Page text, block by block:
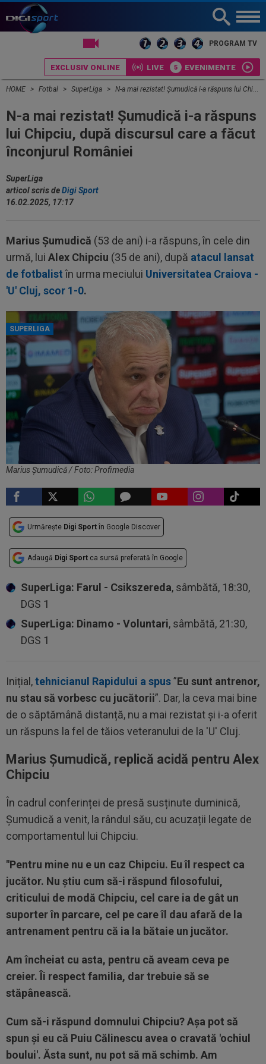
PROGRAM TV
EXCLUSIV ONLINE LIVE EVENIMENTE
HOME Fotbal SuperLiga N-a mai rezistat! Șumudică i-a răspuns lui Chipciu, după discursul care a făcut înconjurul României
N-a mai rezistat! Șumudică i-a răspuns
lui Chipciu, după discursul care a făcut
înconjurul României
SuperLiga
articol scris deDigi Sport
16.02.2025, 17:17
Marius Șumudică (53 de ani) i-a răspuns, în cele din
urmă, lui Alex Chipciu (35 de ani), după atacul lansat
de fotbalistîn urma meciului Universitatea Craiova -
'U' Cluj, scor 1-0.
SUPERLIGA
Marius Șumudică / Foto: Profimedia
Urmărește Digi Sport în Google Discover
Adaugă Digi Sport ca sursă preferată în Google
SuperLiga: Farul - Csikszereda, sâmbătă, 18:30,
DGS 1
SuperLiga: Dinamo - Voluntari, sâmbătă, 21:30,
DGS 1
Inițial,tehnicianul Rapidului a spus”Eu sunt antrenor,
nu stau să vorbesc cu jucătorii”. Dar, la ceva mai bine
de o săptămână distanță, nu a mai rezistat și i-a oferit
un răspuns la fel de tăios veteranului de la 'U' Cluj.
Marius Șumudică, replică acidă pentru Alex
Chipciu
În cadrul conferinței de presă susținute duminică,
Șumudică a venit, la rândul său, cu acuzații legate de
comportamentul lui Chipciu.
"Pentru mine nu e un caz Chipciu. Eu îl respect ca
jucător. Nu știu cum să-i răspund filosofului,
criticului de modă Chipciu, cel care ia de gât un
suporter în parcare, cel pe care îl dau afară de la
antrenament pentru că ia la bătaie un jucător.
Am încheiat cu asta, pentru că aveam ceva pe
creier. Îi respect familia, dar trebuie să se
stăpânească.
Cum să-i răspund domnului Chipciu? Așa pot să
spun și eu că Puiu Călinescu avea o cravată 'ochiul
boului'. Ăsta sunt, nu pot să mă schimb. Am